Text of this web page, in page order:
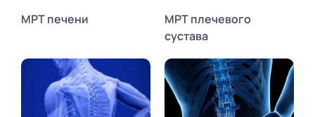
МРТ печени
МРТ плечевого
сустава